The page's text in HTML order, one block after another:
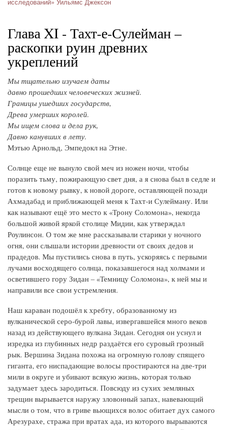
Глава XI - Тахт-е-Сулейман –
раскопки руин древних
укреплений
Мы тщательно изучаем даты
давно прошедших человеческих жизней.
Границы ушедших государств,
Древа умерших королей.
Мы ищем слова и дела рук,
Давно канувших в лету.
Мэтью Арнольд, Эмпедокл на Этне.
Солнце еще не вынуло свой меч из ножен ночи, чтобы
поразить тьму, пожирающую свет дня, а я снова был в седле и
готов к новому рывку, к новой дороге, оставляющей позади
Ахмадабад и приближающей меня к Тахт-и Сулейману. Или
как называют ещё это место к «Трону Соломона», некогда
большой живой яркой столице Мидии, как утверждал
Роулинсон. О том же мне рассказывали старики у ночного
огня, они слышали истории древности от своих дедов и
прадедов. Мы пустились снова в путь, ускоряясь с первыми
лучами восходящего солнца, показавшегося над холмами и
осветившего гору Зидан – «Темницу Соломона», к ней мы и
направили все свои устремления.
Наш караван подошёл к хребту, образованному из
вулканической серо-бурой лавы, извергавшейся много веков
назад из действующего вулкана Зидан. Сегодня он уснул и
изредка из глубинных недр раздаётся его суровый грозный
рык. Вершина Зидана похожа на огромную голову спящего
гиганта, его ниспадающие волосы простираются на две-три
мили в округе и убивают всякую жизнь, которая только
задумает здесь зародиться. Повсюду из сухих земляных
трещин вырывается наружу зловонный запах, навевающий
мысли о том, что в гриве вьющихся волос обитает дух самого
Арезурахе, стража при вратах ада, из которого вырываются